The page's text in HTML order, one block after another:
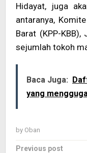
Hidayat, juga
antaranya,
Barat (KPP-
sejumlah tokoh
Baca Juga:
yang
by Oban
Previous post